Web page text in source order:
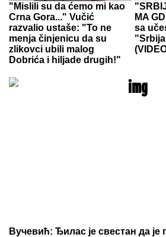
"Mislili su da ćemo mi kao
Crna Gora..." Vučić
razvalio ustaše: "To ne
menja činjenicu da su
zlikovci ubili malog
Dobrića i hiljade drugih!"
MA
sa
Вучевић: Ђилас је свестан да